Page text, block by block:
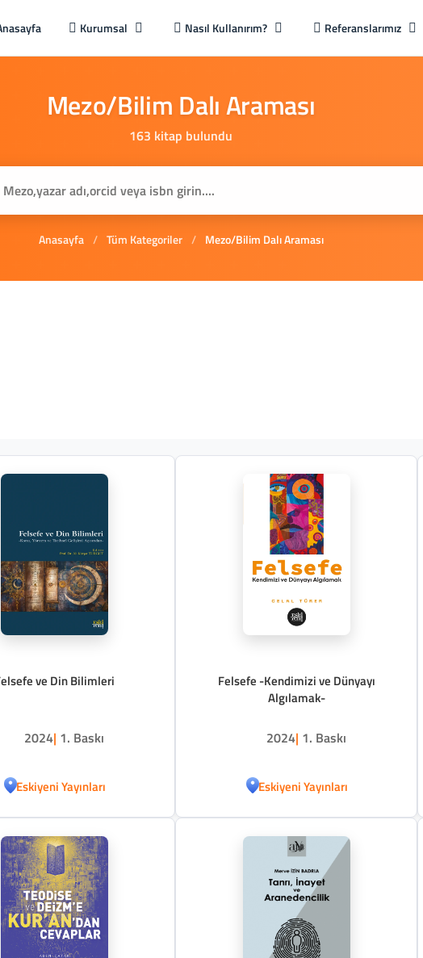
Kurumsal Nasıl Kullanırım? Referanslarımız
Mezo/Bilim DalıAraması
163 kitap bulundu
Anasayfa / Tüm Kategoriler / Mezo/Bilim Dalı Araması
ve Din Bilimleri
2024| 1. Baskı
Eskiyeni Yayınları
Felsefe -Kendimizi ve Dünyayı
Algılamak-
2024| 1. Baskı
Eskiyeni Yayınları